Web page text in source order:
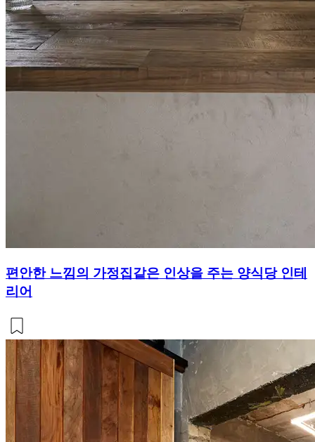
편안한 느낌의 가정집같은 인상을 주는 양식당 인테
리어